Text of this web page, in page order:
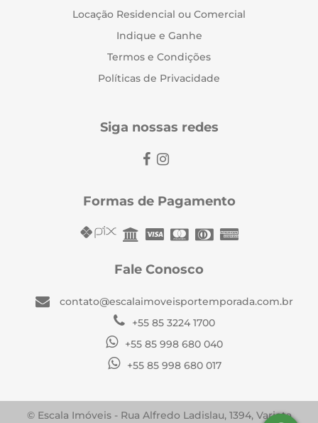
Locação Residencial ou Comercial
Indique e Ganhe
Termos e Condições
Políticas de Privacidade
Siga nossas redes
Formas de Pagamento
Fale Conosco
contato@escalaimoveisportemporada.com.br
+55 85 3224 1700
+55 85 998 680 040
+55 85 998 680 017
© Escala Imóveis - Rua Alfredo Ladislau, 1394, Varjota